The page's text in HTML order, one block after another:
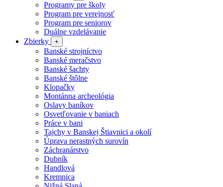
Programy pre školy
Program pre verejnosť
Program pre seniorov
Duálne vzdelávanie
Zbierky
+
Banské strojníctvo
Banské meračstvo
Banské šachty
Banské štôlne
Klopačky
Montánna archeológia
Oslavy baníkov
Osvetľovanie v baniach
Práce v bani
Tajchy v Banskej Štiavnici a okolí
Úprava nerastných surovín
Záchranárstvo
Dubník
Handlová
Kremnica